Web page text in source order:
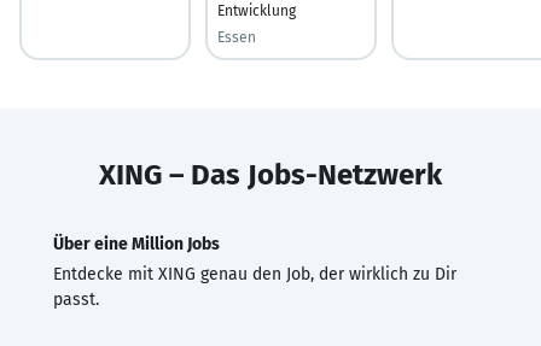
Entwicklung
Essen
XING – Das Jobs-Netzwerk
Über eine Million Jobs
Entdecke mit XING genau den Job, der wirklich zu Dir
passt.